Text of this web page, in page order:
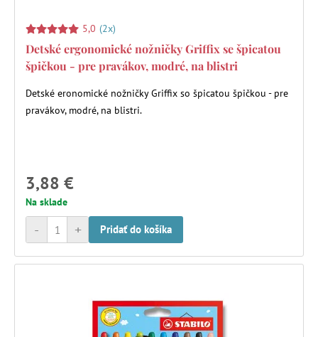
5,0 (2x)
Detské ergonomické nožničky Griffix se špicatou
špičkou - pre pravákov, modré, na blistri
Detské eronomické nožničky Griffix so špicatou špičkou - pre
pravákov, modré, na blistri.
3,88 €
Na sklade
+
- Pridať do košíka